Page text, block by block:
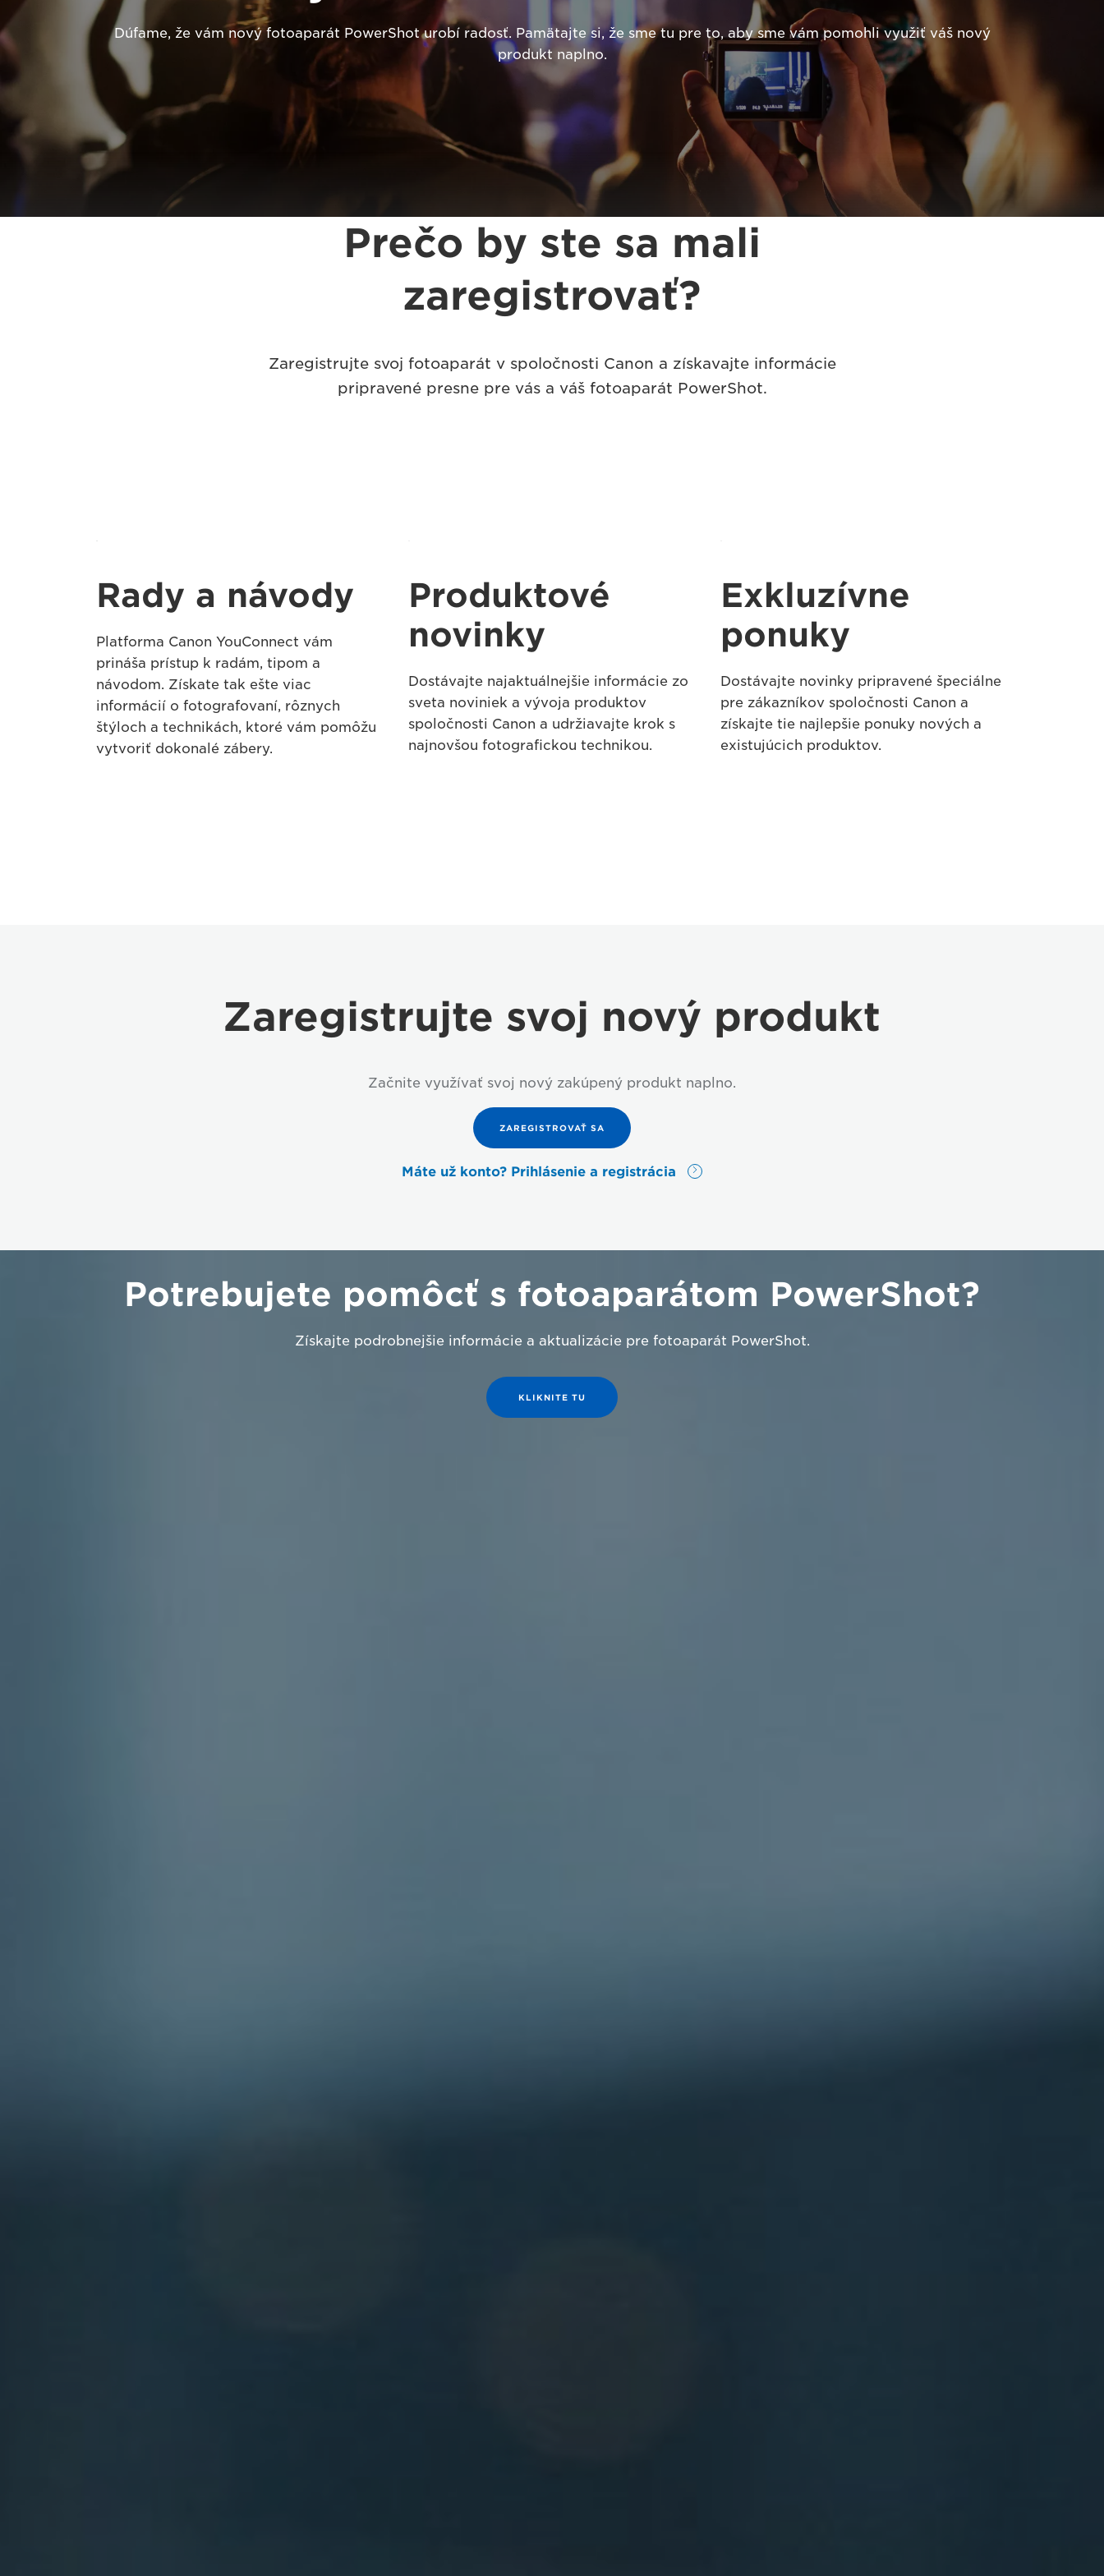
Dúfame, že vám nový fotoaparát PowerShot urobí radosť. Pamätajte si, že sme tu pre to, aby sme vám pomohli využiť váš nový
produkt naplno.
Prečo by ste sa mali
zaregistrovať?
Zaregistrujte svoj fotoaparát v spoločnosti Canon a získavajte informácie
pripravené presne pre vás a váš fotoaparát PowerShot.
Rady a návody
Platforma Canon YouConnect vám
prináša prístup k radám, tipom a
návodom. Získate tak ešte viac
informácií o fotografovaní, rôznych
štýloch a technikách, ktoré vám pomôžu
vytvoriť dokonalé zábery.
Produktové
novinky
Dostávajte najaktuálnejšie informácie zo
sveta noviniek a vývoja produktov
spoločnosti Canon a udržiavajte krok s
najnovšou fotografickou technikou.
Exkluzívne
ponuky
Dostávajte novinky pripravené špeciálne
pre zákazníkov spoločnosti Canon a
získajte tie najlepšie ponuky nových a
existujúcich produktov.
Zaregistrujte svoj nový produkt
Začnite využívať svoj nový zakúpený produkt naplno.
ZAREGISTROVAŤ SA
Máte už konto? Prihlásenie a registrácia
Potrebujete pomôcť s fotoaparátom PowerShot?
Získajte podrobnejšie informácie a aktualizácie pre fotoaparát PowerShot.
KLIKNITE TU